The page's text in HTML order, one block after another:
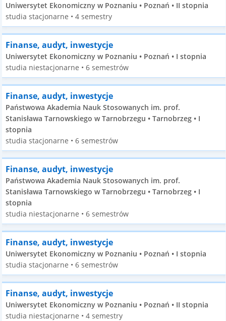
Uniwersytet Ekonomiczny w Poznaniu • Poznań • II stopnia
studia stacjonarne • 4 semestry
Finanse, audyt, inwestycje
Uniwersytet Ekonomiczny w Poznaniu • Poznań • I stopnia
studia niestacjonarne • 6 semestrów
Finanse, audyt, inwestycje
Państwowa Akademia Nauk Stosowanych im. prof.
Stanisława Tarnowskiego w Tarnobrzegu • Tarnobrzeg • I
stopnia
studia stacjonarne • 6 semestrów
Finanse, audyt, inwestycje
Państwowa Akademia Nauk Stosowanych im. prof.
Stanisława Tarnowskiego w Tarnobrzegu • Tarnobrzeg • I
stopnia
studia niestacjonarne • 6 semestrów
Finanse, audyt, inwestycje
Uniwersytet Ekonomiczny w Poznaniu • Poznań • I stopnia
studia stacjonarne • 6 semestrów
Finanse, audyt, inwestycje
Uniwersytet Ekonomiczny w Poznaniu • Poznań • II stopnia
studia niestacjonarne • 4 semestry